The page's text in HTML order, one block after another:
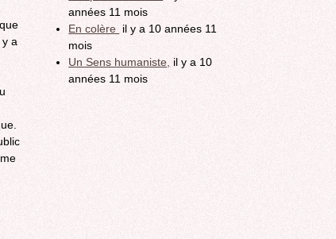
a
années 11 mois
En colère il y a 10 années 11
mois
Un Sens humaniste, il y a 10
années 11 mois